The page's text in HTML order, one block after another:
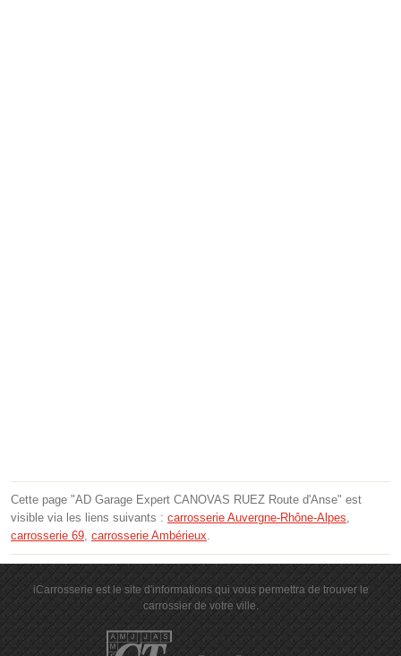
Cette page "AD Garage Expert CANOVAS RUEZ Route d'Anse" est
visible via les liens suivants : carrosserie Auvergne-Rhône-Alpes
carrosserie 69 carrosserie Ambérieux
iCarrosserie est le site d'informations qui vous permettra de trouver le
carrossier de votre ville.